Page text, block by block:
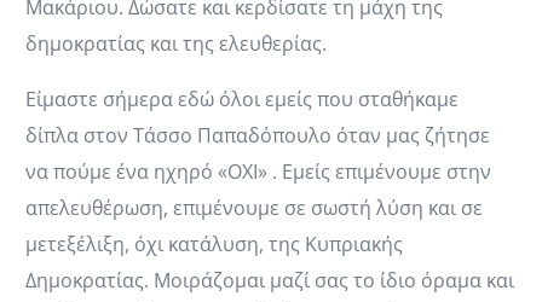
Μακάριου. Δώσατε και κερδίσατε τη μάχη της
δημοκρατίας και της ελευθερίας.
Είμαστε σήμερα εδώ όλοι εμείς που σταθήκαμε
δίπλα στον Τάσσο Παπαδόπουλο όταν μας ζήτησε
να πούμε ένα ηχηρό «ΟΧΙ» . Εμείς επιμένουμε στην
απελευθέρωση, επιμένουμε σε σωστή λύση και σε
μετεξέλιξη, όχι κατάλυση, της Κυπριακής
Δημοκρατίας. Μοιράζομαι μαζί σας το ίδιο όραμα και